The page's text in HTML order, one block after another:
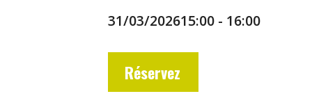
31/03/202615:00 - 16:00
Réservez